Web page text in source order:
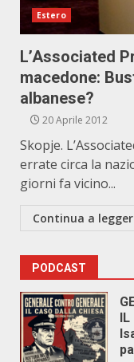
Estero
L’Associated
macedone:
albanese?
20 Aprile 2012
Skopje.
errate circa la
giorni fa vicino...
Continua a
PODCAST
IL